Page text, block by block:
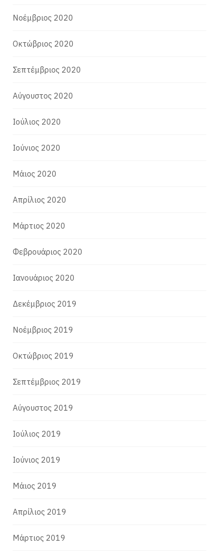
Νοέμβριος 2020
Οκτώβριος 2020
Σεπτέμβριος 2020
Αύγουστος 2020
Ιούλιος 2020
Ιούνιος 2020
Μάιος 2020
Απρίλιος 2020
Μάρτιος 2020
Φεβρουάριος 2020
Ιανουάριος 2020
Δεκέμβριος 2019
Νοέμβριος 2019
Οκτώβριος 2019
Σεπτέμβριος 2019
Αύγουστος 2019
Ιούλιος 2019
Ιούνιος 2019
Μάιος 2019
Απρίλιος 2019
Μάρτιος 2019